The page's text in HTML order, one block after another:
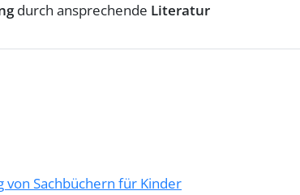
durch ansprechende Literatur
von Sachbüchern für Kinder